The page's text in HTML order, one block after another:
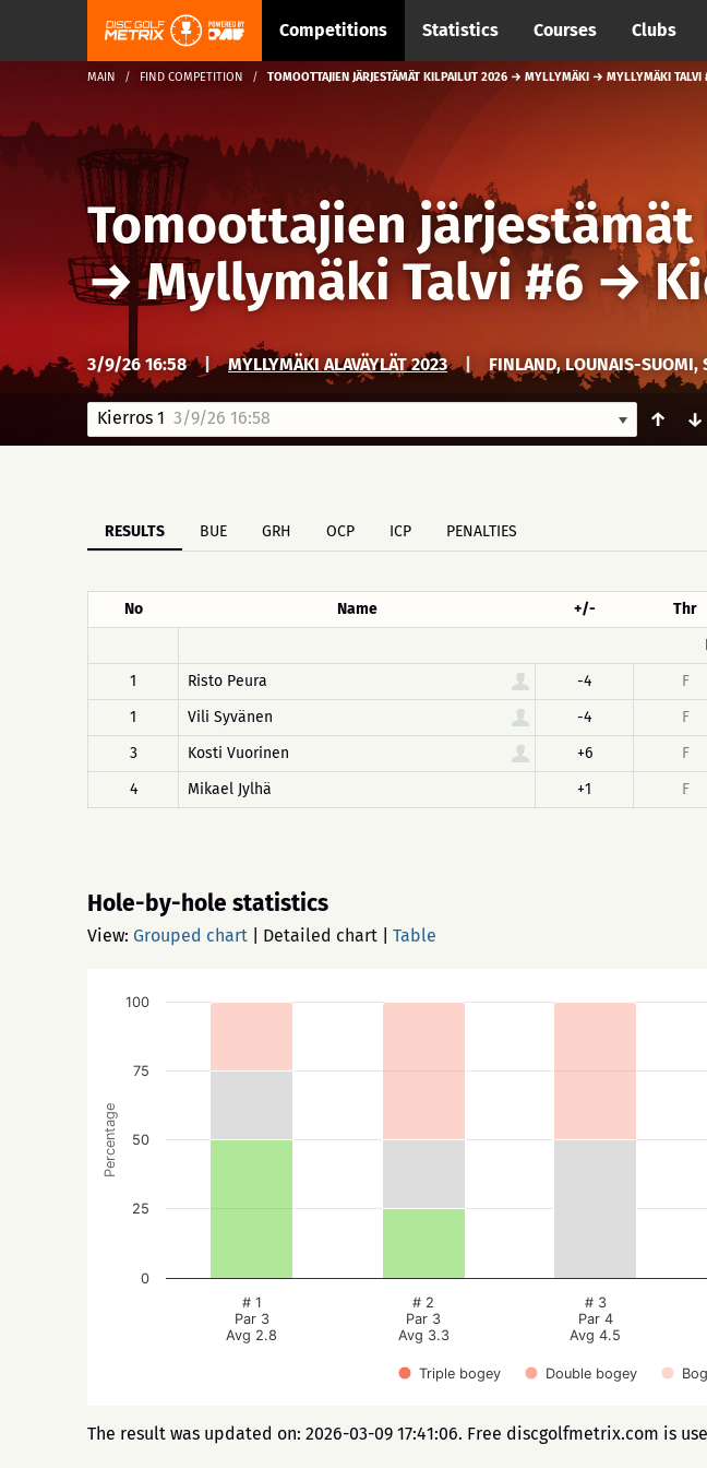
Competitions Statistics Courses Clubs
MAIN FIND COMPETITION TOMOOTTAJIEN JÄRJESTÄMÄT KILPAILUT 2026 → MYLLYMÄKI → MYLLYMÄKI
Tomoottajien
→Myllymäki Talvi #6→
3/9/26 16:58 | MYLLYMÄKI ALAVÄYLÄT 2023 FINLAND, LOUNAIS-SUOMI,
Kierros 1 3/9/26 16:58 ↑ ↓
RESULTS BUE GRH OCP ICP PENALTIES
No Name +/- Thr
1
Risto Peura -4 F
1
Vili Syvänen -4 F
3
Kosti Vuorinen +6 F
4
Mikael Jylhä +1 F
Hole-by-hole statistics
View: Grouped chart Detailed chart Table
Percentage
Triple bogey Double bogey
# 1
Par 3
Avg 2.8
# 2
Par 3
Avg 3.3
# 3
Par 4
Avg 4.5
0
25
50
75
100
The result was updated on: 2026-03-09 17:41:06. Free discgolfmetrix.com is